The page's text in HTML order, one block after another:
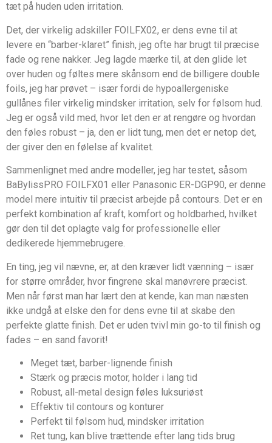
tæt på huden uden irritation.
Det, der virkelig adskiller FOILFX02, er dens evne til at
levere en “barber-klaret” finish, jeg ofte har brugt til præcise
fade og rene nakker. Jeg lagde mærke til, at den glide let
over huden og føltes mere skånsom end de billigere double
foils, jeg har prøvet – især fordi de hypoallergeniske
gullånes filer virkelig mindsker irritation, selv for følsom hud.
Jeg er også vild med, hvor let den er at rengøre og hvordan
den føles robust – ja, den er lidt tung, men det er netop det,
der giver den en følelse af kvalitet.
Sammenlignet med andre modeller, jeg har testet, såsom
BaBylissPRO FOILFX01 eller Panasonic ER-DGP90, er denne
model mere intuitiv til præcist arbejde på contours. Det er en
perfekt kombination af kraft, komfort og holdbarhed, hvilket
gør den til det oplagte valg for professionelle eller
dedikerede hjemmebrugere.
En ting, jeg vil nævne, er, at den kræver lidt vænning – især
for større områder, hvor fingrene skal manøvrere præcist.
Men når først man har lært den at kende, kan man næsten
ikke undgå at elske den for dens evne til at skabe den
perfekte glatte finish. Det er uden tvivl min go-to til finish og
fades – en sand favorit!
Meget tæt, barber-lignende finish
Stærk og præcis motor, holder i lang tid
Robust, all-metal design føles luksuriøst
Effektiv til contours og konturer
Perfekt til følsom hud, mindsker irritation
Ret tung, kan blive trættende efter lang tids brug